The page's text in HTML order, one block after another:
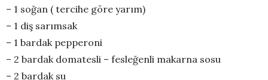
– 1 soğan ( tercihe göre yarım)
– 1 diş sarımsak
– 1 bardak pepperoni
– 2 bardak domatesli – fesleğenli makarna sosu
– 2 bardak su